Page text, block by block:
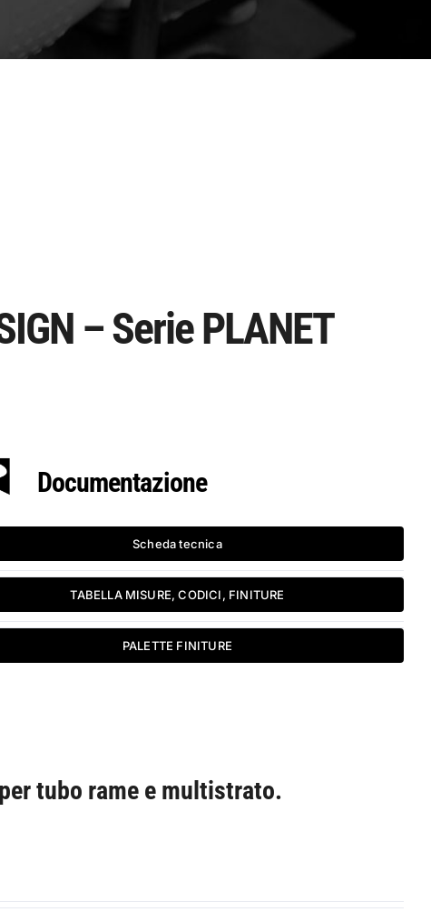
– Serie PLANET
Documentazione
Scheda tecnica
TABELLA MISURE, CODICI, FINITURE
PALETTE FINITURE
tubo rame e multistrato.